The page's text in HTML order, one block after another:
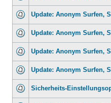
Update: Anonym Surfen,
Update: Anonym Surfen,
Update: Anonym Surfen,
Update: Anonym Surfen,
Sicherheits-